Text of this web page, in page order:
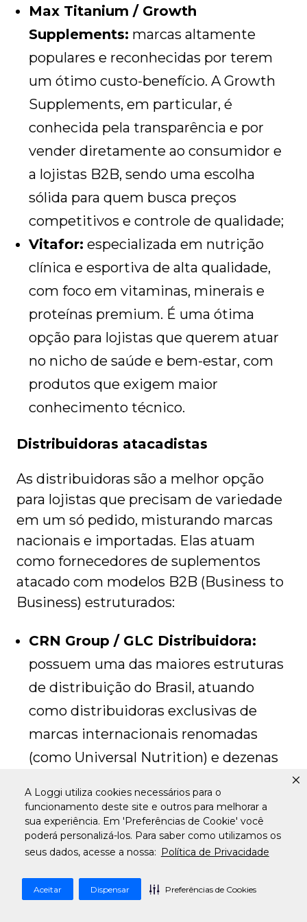
A Loggi utiliza cookies necessários para o
funcionamento deste site e outros para melhorar a
sua experiência. Em 'Preferências de Cookie' você
poderá personalizá-los. Para saber como utilizamos os
seus dados, acesse a nossa: Política de Privacidade
Aceitar Dispensar Preferências de Cookies
Max Titanium / Growth
Supplements: marcas altamente
populares e reconhecidas por terem
um ótimo custo-benefício. A Growth
Supplements, em particular, é
conhecida pela transparência e por
vender diretamente ao consumidor e
a lojistas B2B, sendo uma escolha
sólida para quem busca preços
competitivos e controle de qualidade;
Vitafor: especializada em nutrição
clínica e esportiva de alta qualidade,
com foco em vitaminas, minerais e
proteínas premium. É uma ótima
opção para lojistas que querem atuar
no nicho de saúde e bem-estar, com
produtos que exigem maior
conhecimento técnico.
Distribuidoras atacadistas
As distribuidoras são a melhor opção
para lojistas que precisam de variedade
em um só pedido, misturando marcas
nacionais e importadas. Elas atuam
como fornecedores de suplementos
atacado com modelos B2B (Business to
Business) estruturados:
CRN Group / GLC Distribuidora:
possuem uma das maiores estruturas
de distribuição do Brasil, atuando
como distribuidoras exclusivas de
marcas internacionais renomadas
(como Universal Nutrition) e dezenas
lojas que precisam de um mix
diversificado e logística robusta, com
centros de distribuição capazes de
abastecer todo o país;
B2B Suplementos / Flex